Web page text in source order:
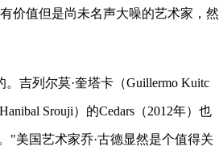
价值但是尚未名声大噪的艺术家，然
吉列尔莫·奎塔卡（Guillermo Kuitc
Srouji）的Cedars（2012年）也
"美国艺术家乔·古德显然是个值得关